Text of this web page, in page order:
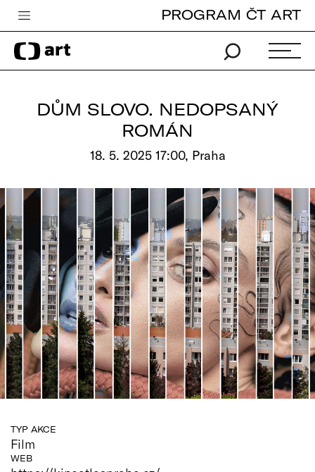
Česká televize
Zpravodajství
Vše o ČT
PROGRAM ČT ART
DŮM SLOVO. NEDOPSANÝ
ROMÁN
18. 5. 2025 17:00, Praha
TYP AKCE
Film
WEB